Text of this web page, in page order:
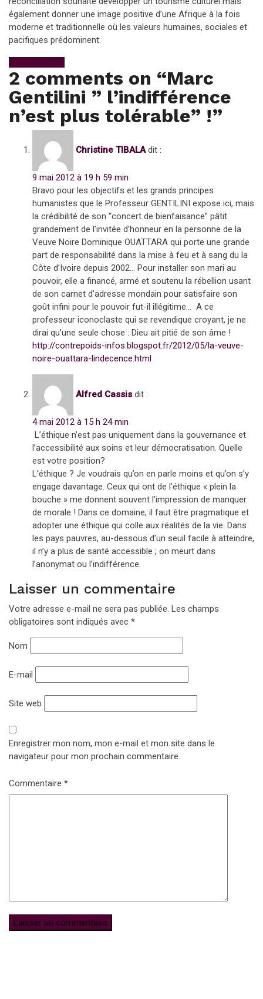
également donner une image positive d’une Afrique à la fois
moderne et traditionnelle où les valeurs humaines, sociales et
pacifiques prédominent.
2 comments on “Marc
Gentilini ” l’indifférence
n’est plus tolérable” !”
Christine TIBALA dit :
9 mai 2012 à 19 h 59 min
Bravo pour les objectifs et les grands principes
humanistes que le Professeur GENTILINI expose ici, mais
la crédibilité de son “concert de bienfaisance” pâtit
grandement de l’invitée d’honneur en la personne de la
Veuve Noire Dominique OUATTARA qui porte une grande
part de responsabilité dans la mise à feu et à sang du la
Côte d’Ivoire depuis 2002… Pour installer son mari au
pouvoir, elle a financé, armé et soutenu la rébellion usant
de son carnet d’adresse mondain pour satisfaire son
goût infini pour le pouvoir fut-il illégitime… A ce
professeur iconoclaste qui se revendique croyant, je ne
dirai qu’une seule chose : Dieu ait pitié de son âme !
http://contrepoids-infos.blogspot.fr/2012/05/la-veuve-
noire-ouattara-lindecence.html
Alfred Cassis dit :
4 mai 2012 à 15 h 24 min
L’éthique n’est pas uniquement dans la gouvernance et
l’accessibilité aux soins et leur démocratisation. Quelle
est votre position?
L’éthique ? Je voudrais qu’on en parle moins et qu’on s’y
engage davantage. Ceux qui ont de l’éthique « plein la
bouche » me donnent souvent l’impression de manquer
de morale ! Dans ce domaine, il faut être pragmatique et
adopter une éthique qui colle aux réalités de la vie. Dans
les pays pauvres, au-dessous d’un seuil facile à atteindre,
il n’y a plus de santé accessible ; on meurt dans
l’anonymat ou l’indifférence.
Laisser un commentaire
Votre adresse e-mail ne sera pas publiée. Les champs
obligatoires sont indiqués avec *
Nom
E-mail
Site web
Enregistrer mon nom, mon e-mail et mon site dans le
navigateur pour mon prochain commentaire.
Commentaire *